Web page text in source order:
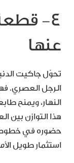
٤-
عنها
تحوّل جاكيت
الرجل العصري.
النهار، ويمنح
هذا التوازن بين
حضوره في خطوط
استثمار طويل